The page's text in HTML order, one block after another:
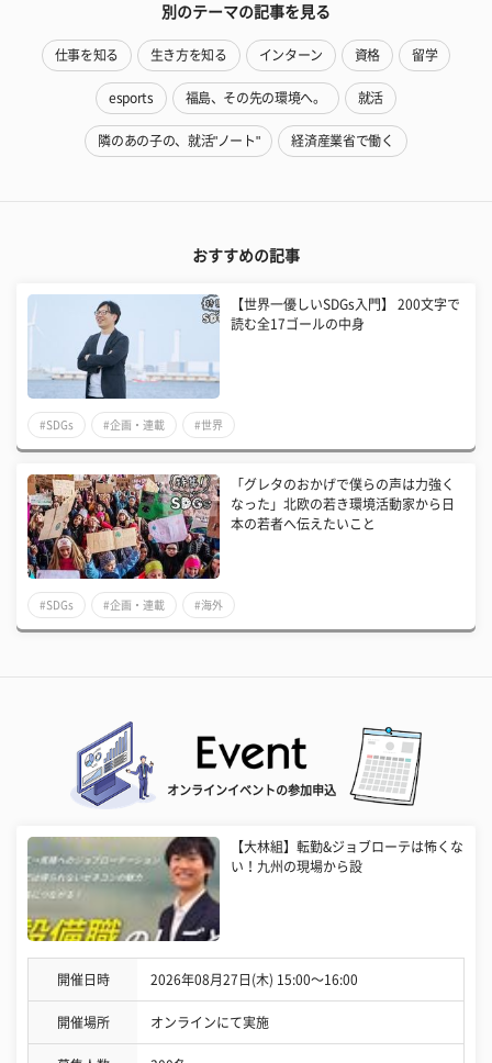
別のテーマの記事を見る
仕事を知る 生き方を知る インターン 資格 留学
esports 福島、その先の環境へ。 就活
隣のあの子の、就活"ノート" 経済産業省で働く
おすすめの記事
【世界一優しいSDGs入門】 200文字で
読む全17ゴールの中身
#SDGs #企画・連載 #世界
「グレタのおかげで僕らの声は力強く
なった」北欧の若き環境活動家から日
本の若者へ伝えたいこと
#SDGs #企画・連載 #海外
オンラインイベントの参加申込
【大林組】転勤&ジョブローテは怖くな
い！九州の現場から設
開催日時 2026年08月27日(木) 15:00〜16:00
開催場所 オンラインにて実施